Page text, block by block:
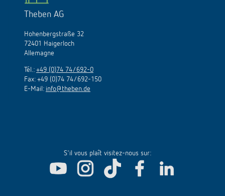
Theben AG
Hohenbergstraße 32
72401 Haigerloch
Allemagne
Tél.: +49 (0)74 74/692-0
Fax: +49 (0)74 74/692-150
E-Mail: info@theben.de
S'il vous plaît visitez-nous sur: